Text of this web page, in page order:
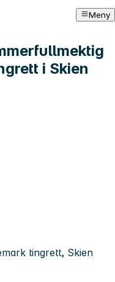
Meny
i Skien
tingrett, Skien